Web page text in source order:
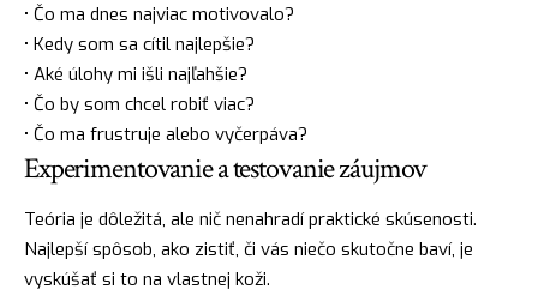
• Čo ma dnes najviac motivovalo?
• Kedy som sa cítil najlepšie?
• Aké úlohy mi išli najľahšie?
• Čo by som chcel robiť viac?
• Čo ma frustruje alebo vyčerpáva?
Experimentovanie a testovanie záujmov
Teória je dôležitá, ale nič nenahradí praktické skúsenosti.
Najlepší spôsob, ako zistiť, či vás niečo skutočne baví, je
vyskúšať si to na vlastnej koži.